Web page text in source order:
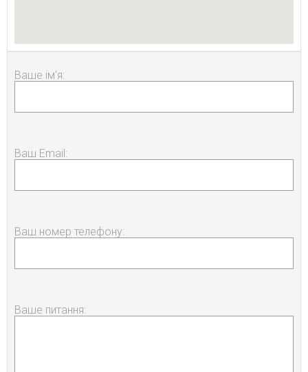
Ваше ім'я:
Ваш Email:
Ваш номер телефону:
Ваше питання: